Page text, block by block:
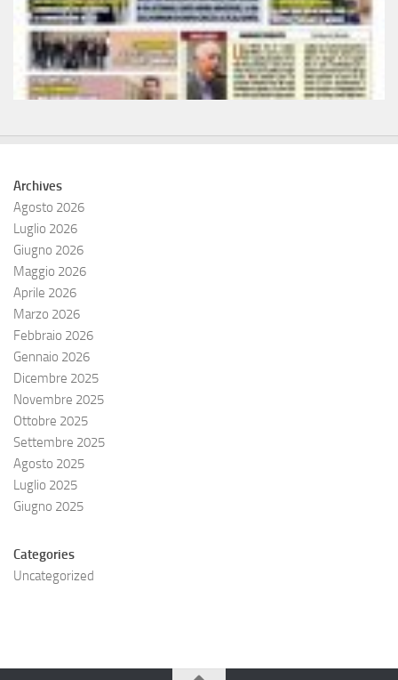
Archives
Agosto 2026
Luglio 2026
Giugno 2026
Maggio 2026
Aprile 2026
Marzo 2026
Febbraio 2026
Gennaio 2026
Dicembre 2025
Novembre 2025
Ottobre 2025
Settembre 2025
Agosto 2025
Luglio 2025
Giugno 2025
Categories
Uncategorized